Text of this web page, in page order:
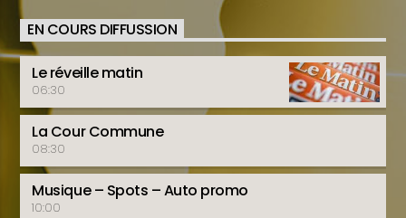
EN COURS DIFFUSSION
Le réveille matin
06:30
La Cour Commune
08:30
Musique – Spots – Auto promo
10:00